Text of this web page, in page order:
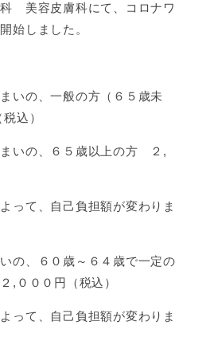
美容皮膚科にて、コロナワ
始しました。
いの、一般の方（６５歳未
込）
まいの、６５歳以上の方 ２,
って、自己負担額が変わりま
の、６０歳～６４歳で一定の
,０００円（税込）
って、自己負担額が変わりま